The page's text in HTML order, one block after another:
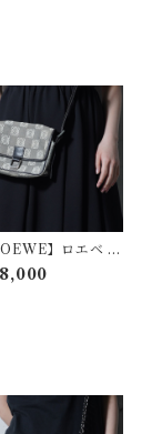
】ロエベ ア
ラムロゴ総柄レザ
キャンバスショル